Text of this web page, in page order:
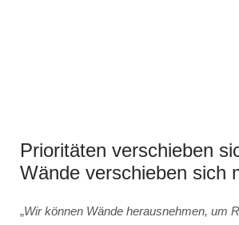
Prioritäten verschieben
Wände verschieben sich
„Wir können Wände herausnehmen, um